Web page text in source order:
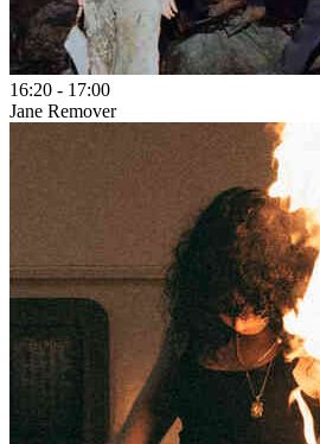
16:20 - 17:00
Jane Remover